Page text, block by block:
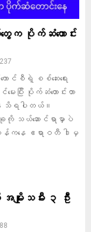
က ပိုက်ဆံတောင်း
စီရဲ့ စစ်ဆေးရေး
ပြီး ပိုက်ဆံတောင်းတာ
ေ သိရပါတယ်။
သယ်ဆောင်ရာမှာပဲ
နေ ဧရာဝတီ ဒါမှ
မျိုးသမီး ၃ ဦး